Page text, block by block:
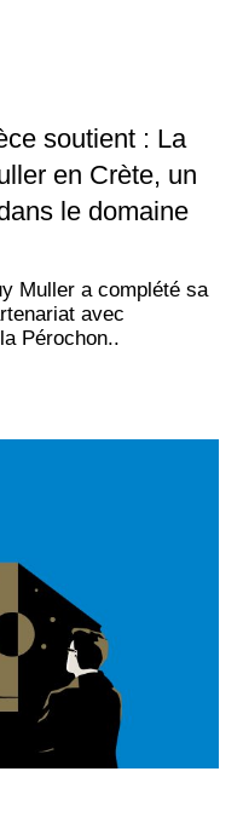
soutient : La
en Crète, un
le domaine
Muller a complété sa
avec
Pérochon..